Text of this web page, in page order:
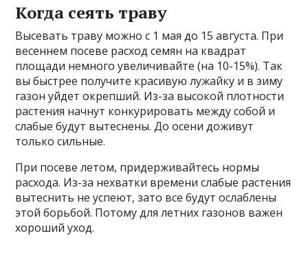
Когда сеять траву
Высевать траву можно с 1 мая до 15 августа. При
весеннем посеве расход семян на квадрат
площади немного увеличивайте (на 10-15%). Так
вы быстрее получите красивую лужайку и в зиму
газон уйдет окрепший. Из-за высокой плотности
растения начнут конкурировать между собой и
слабые будут вытеснены. До осени доживут
только сильные.
При посеве летом, придерживайтесь нормы
расхода. Из-за нехватки времени слабые растения
вытеснить не успеют, зато все будут ослаблены
этой борьбой. Потому для летних газонов важен
хороший уход.